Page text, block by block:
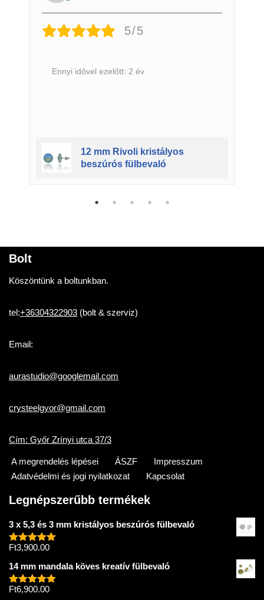
5/5
Ennyi idővel ezelőtt: 2 év
12 mm Rivoli kristályos
beszúrós fülbevaló
Bolt
Köszöntünk a boltunkban.
tel:+36304322903 (bolt & szerviz)
Email:
aurastudio@googlemail.com
crysteelgyor@gmail.com
Cím: Győr Zrínyi utca 37/3
A megrendelés lépései ÁSZF
Impresszum
Adatvédelmi és jogi nyilatkozat
Kapcsolat
Legnépszerűbb termékek
3 x 5,3 és 3 mm kristályos beszúrós fülbevaló
Értékelés:
Ft3,900.00
14 mm mandala köves kreatív fülbevaló
Értékelés:
Ft6,900.00